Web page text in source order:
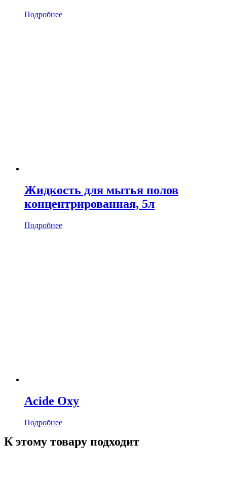
Подробнее
Жидкость для мытья полов
концентрированная, 5л
Подробнее
Acide Oxy
Подробнее
К этому товару подходит